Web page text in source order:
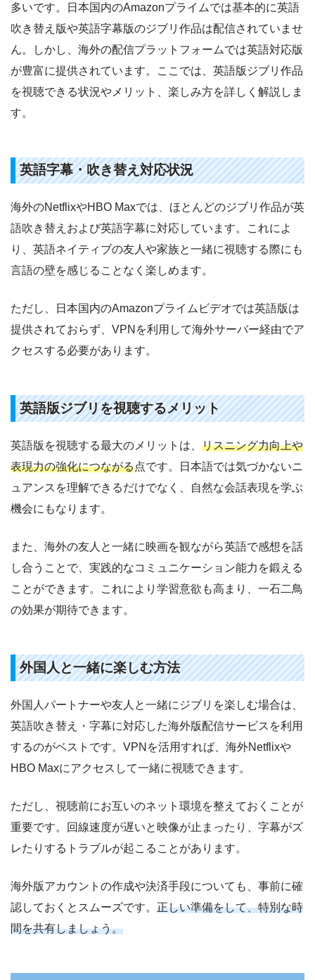
多いです。日本国内のAmazonプライムでは基本的に英語
吹き替え版や英語字幕版のジブリ作品は配信されていませ
ん。しかし、海外の配信プラットフォームでは英語対応版
が豊富に提供されています。ここでは、英語版ジブリ作品
を視聴できる状況やメリット、楽しみ方を詳しく解説しま
す。
英語字幕・吹き替え対応状況
海外のNetflixやHBO Maxでは、ほとんどのジブリ作品が英
語吹き替えおよび英語字幕に対応しています。これによ
り、英語ネイティブの友人や家族と一緒に視聴する際にも
言語の壁を感じることなく楽しめます。
ただし、日本国内のAmazonプライムビデオでは英語版は
提供されておらず、VPNを利用して海外サーバー経由でア
クセスする必要があります。
英語版ジブリを視聴するメリット
英語版を視聴する最大のメリットは、 リスニング力向上や
表現力の強化につながる点です。日本語では気づかないニ
ュアンスを理解できるだけでなく、自然な会話表現を学ぶ
機会にもなります。
また、海外の友人と一緒に映画を観ながら英語で感想を話
し合うことで、実践的なコミュニケーション能力を鍛える
ことができます。これにより学習意欲も高まり、一石二鳥
の効果が期待できます。
外国人と一緒に楽しむ方法
外国人パートナーや友人と一緒にジブリを楽しむ場合は、
英語吹き替え・字幕に対応した海外版配信サービスを利用
するのがベストです。VPNを活用すれば、海外Netflixや
HBO Maxにアクセスして一緒に視聴できます。
ただし、視聴前にお互いのネット環境を整えておくことが
重要です。回線速度が遅いと映像が止まったり、字幕がズ
レたりするトラブルが起こることがあります。
海外版アカウントの作成や決済手段についても、事前に確
認しておくとスムーズです。 正しい準備をして、特別な時
間を共有しましょう。